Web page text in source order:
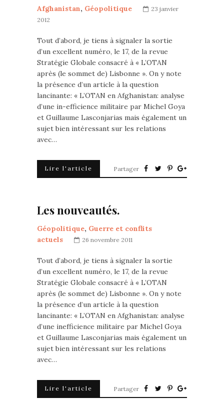
Afghanistan, Géopolitique
23 janvier
2012
Tout d’abord, je tiens à signaler la sortie
d’un excellent numéro, le 17, de la revue
Stratégie Globale consacré à « L’OTAN
après (le sommet de) Lisbonne ». On y note
la présence d’un article à la question
lancinante: « L’OTAN en Afghanistan: analyse
d’une in-efficience militaire par Michel Goya
et Guillaume Lasconjarias mais également un
sujet bien intéressant sur les relations
avec…
Lire l'article Partager
Les nouveautés.
Géopolitique, Guerre et conflits
actuels
26 novembre 2011
Tout d’abord, je tiens à signaler la sortie
d’un excellent numéro, le 17, de la revue
Stratégie Globale consacré à « L’OTAN
après (le sommet de) Lisbonne ». On y note
la présence d’un article à la question
lancinante: « L’OTAN en Afghanistan: analyse
d’une inefficience militaire par Michel Goya
et Guillaume Lasconjarias mais également un
sujet bien intéressant sur les relations
avec…
Lire l'article Partager